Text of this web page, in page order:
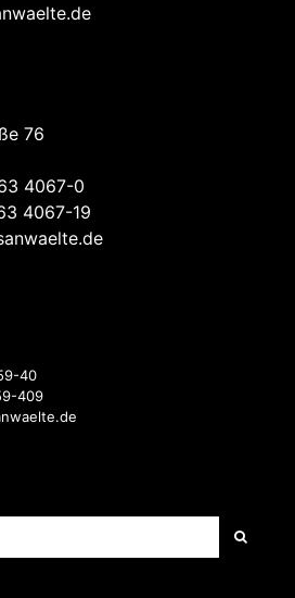
76
4067-0
4067-19
40
409